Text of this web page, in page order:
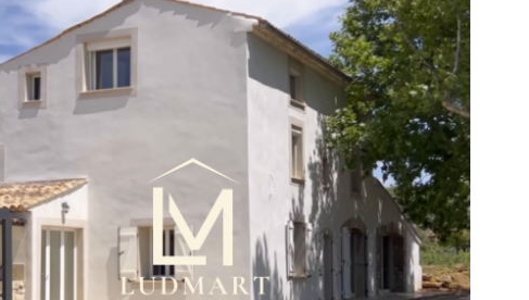
voir le
bien